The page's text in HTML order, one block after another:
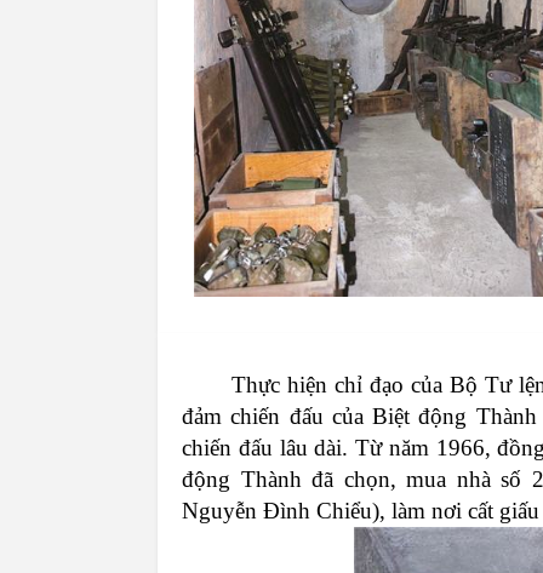
Thực hiện chỉ đạo của Bộ Tư
đảm chiến đấu của Biệt động Thành
chiến đấu lâu dài.Từ năm 1966,
động Thành đã chọn,mua nhà số
Nguyễn Đình Chiểu), làm nơi cất giấu